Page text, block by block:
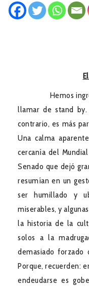
Hemos
llamar de stand
contrario, es más
Una calma
cercanía del
Senado que dejó
resumían en un
ser humillado y
miserables, y
la historia de la
solos a la
demasiado forzado
Porque, recuerden:
endeudarse es